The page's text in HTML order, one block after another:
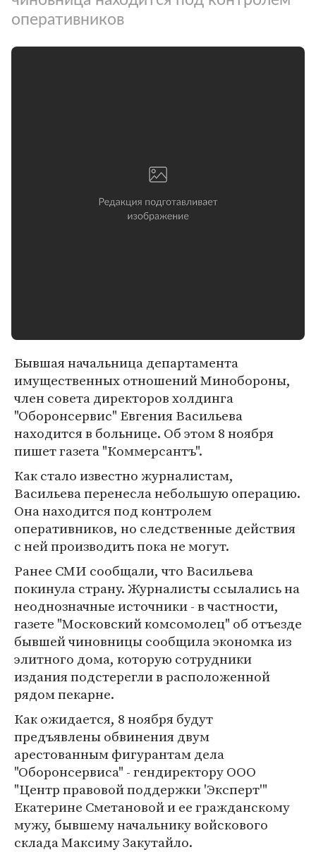
оперативников
Бывшая начальница департамента
имущественных отношений Минобороны,
член совета директоров холдинга
"Оборонсервис" Евгения Васильева
находится в больнице. Об этом 8 ноября
пишет газета "Коммерсантъ".
Как стало известно журналистам,
Васильева перенесла небольшую операцию.
Она находится под контролем
оперативников, но следственные действия
с ней производить пока не могут.
Ранее СМИ сообщали, что Васильева
покинула страну. Журналисты ссылались на
неоднозначные источники - в частности,
газете "Московский комсомолец" об отъезде
бывшей чиновницы сообщила экономка из
элитного дома, которую сотрудники
издания подстерегли в расположенной
рядом пекарне.
Как ожидается, 8 ноября будут
предъявлены обвинения двум
арестованным фигурантам дела
"Оборонсервиса" - гендиректору ООО
"Центр правовой поддержки 'Эксперт'"
Екатерине Сметановой и ее гражданскому
мужу, бывшему начальнику войскового
склада Максиму Закутайло.